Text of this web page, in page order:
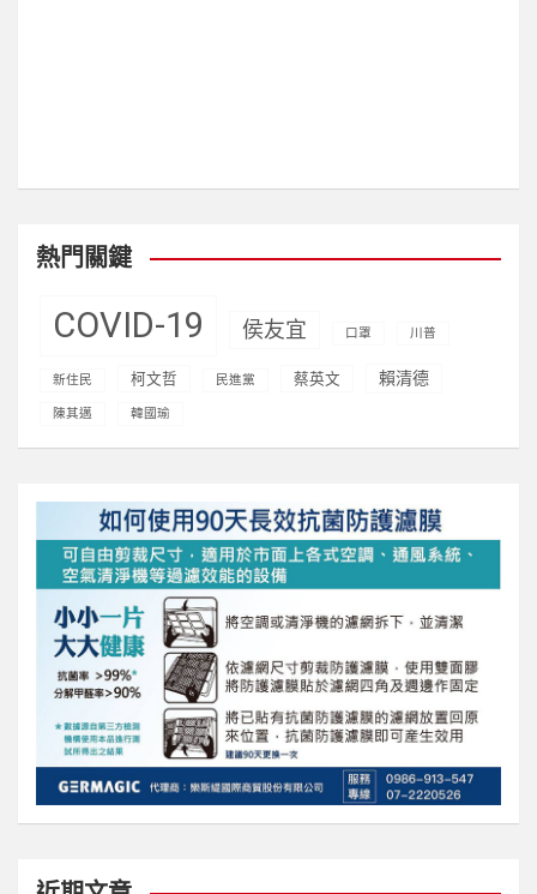
熱門關鍵
COVID-19 侯友宜 口罩 川普
新住民 柯文哲 民進黨 蔡英文 賴清德
陳其邁 韓國瑜